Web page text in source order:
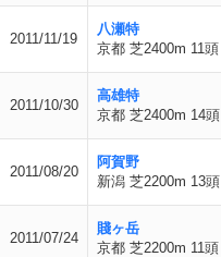
2011/11/19
八瀬特
京都 芝2400m 11頭
2011/10/30
高雄特
京都 芝2400m 14頭
2011/08/20
阿賀野
新潟 芝2200m 13頭
2011/07/24
賤ヶ岳
京都 芝2200m 11頭